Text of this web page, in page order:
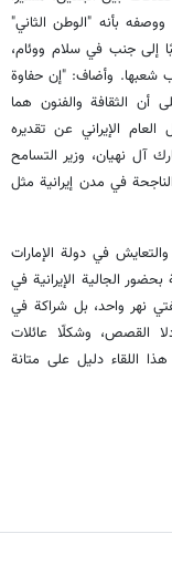
في هذا البلد لأكثر من 70 عامًا، ووصفه بأنه "الوطن الثاني"
إلى جنب في سلام ووئام،
شعبها. وأضاف: "إن حفاوة
أن الثقافة والفنون هما
الإيراني عن تقديره
آل نهيان، وزير التسامح
في مدن إيرانية مثل
في دولة الإمارات
الجالية الإيرانية في
نهر واحد، بل شراكة في
القصص، وشكلّا عائلات
هذا اللقاء دليل على متانة